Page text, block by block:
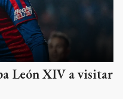
León XIV a visitar